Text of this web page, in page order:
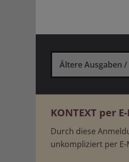
Ältere Ausgaben
KONTEXT per
Durch diese
unkompliziert per E-